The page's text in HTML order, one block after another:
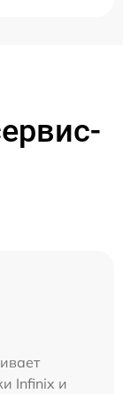
Infinix и